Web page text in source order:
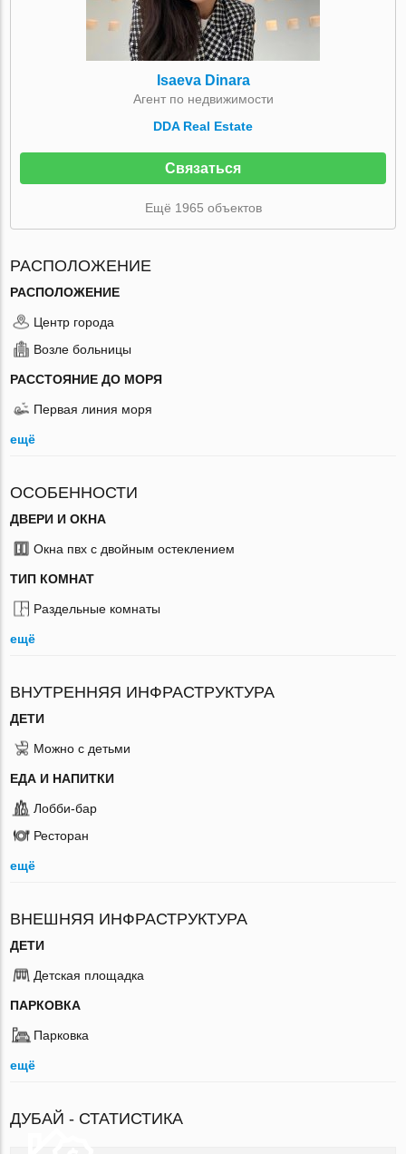
Isaeva Dinara
Агент по недвижимости
DDA Real Estate
Связаться
Ещё 1965 объектов
РАСПОЛОЖЕНИЕ
РАСПОЛОЖЕНИЕ
Центр города
Возле больницы
РАССТОЯНИЕ ДО МОРЯ
Первая линия моря
ещё
ОСОБЕННОСТИ
ДВЕРИ И ОКНА
Окна пвх с двойным остеклением
ТИП КОМНАТ
Раздельные комнаты
ещё
ВНУТРЕННЯЯ ИНФРАСТРУКТУРА
ДЕТИ
Можно с детьми
ЕДА И НАПИТКИ
Лобби-бар
Ресторан
ещё
ВНЕШНЯЯ ИНФРАСТРУКТУРА
ДЕТИ
Детская площадка
ПАРКОВКА
Парковка
ещё
ДУБАЙ - СТАТИСТИКА